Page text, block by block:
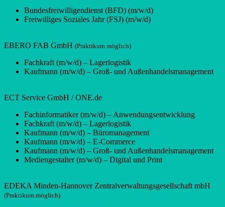
Bundesfreiwilligendienst (BFD) (m/w/d)
Freiwilliges Soziales Jahr (FSJ) (m/w/d)
EBERO FAB GmbH (Praktikum möglich)
Fachkraft (m/w/d) – Lagerlogistik
Kaufmann (m/w/d) – Groß- und Außenhandelsmanagement
ECT Service GmbH / ONE.de
Fachinformatiker (m/w/d) – Anwendungsentwicklung
Fachkraft (m/w/d) – Lagerlogistik
Kaufmann (m/w/d) – Büromanagement
Kaufmann (m/w/d) – E-Commerce
Kaufmann (m/w/d) – Groß- und Außenhandelsmanagement
Mediengestalter (m/w/d) – Digital und Print
EDEKA Minden-Hannover Zentralverwaltungsgesellschaft mbH
(Praktikum möglich)